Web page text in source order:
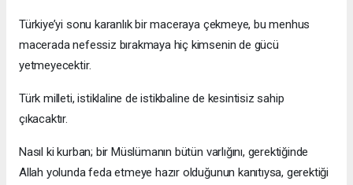
Türkiye’yi sonu karanlık bir maceraya çekmeye, bu menhus
macerada nefessiz bırakmaya hiç kimsenin de gücü
yetmeyecektir.
Türk milleti, istiklaline de istikbaline de kesintisiz sahip
çıkacaktır.
Nasıl ki kurban; bir Müslümanın bütün varlığını, gerektiğinde
Allah yolunda feda etmeye hazır olduğunun kanıtıysa, gerektiği